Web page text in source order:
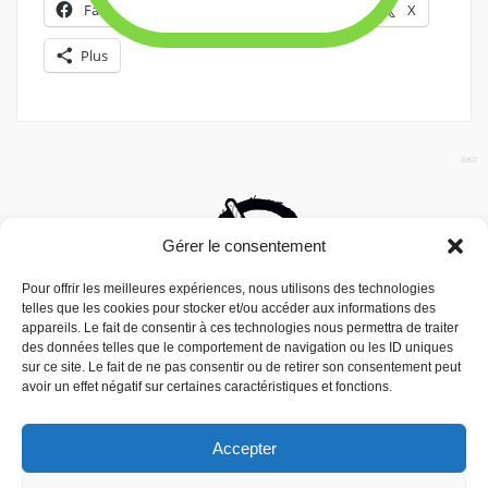
Gérer le consentement
Pour offrir les meilleures expériences, nous utilisons des technologies
telles que les cookies pour stocker et/ou accéder aux informations des
appareils. Le fait de consentir à ces technologies nous permettra de traiter
des données telles que le comportement de navigation ou les ID uniques
sur ce site. Le fait de ne pas consentir ou de retirer son consentement peut
avoir un effet négatif sur certaines caractéristiques et fonctions.
Accepter
Facebook X
Plus